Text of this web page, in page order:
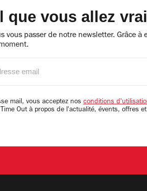
que vous allez
vous passer de notre newsletter. Grâce
mail, vous acceptez nos conditions
Out à propos de l'actualité, évents, offres